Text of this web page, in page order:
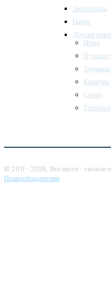
Энергетика
Наука
Другие
Игры
Здоровье
Культура
Спорт
© 2011 - 2026, Все вести - свежие
Правообладателям